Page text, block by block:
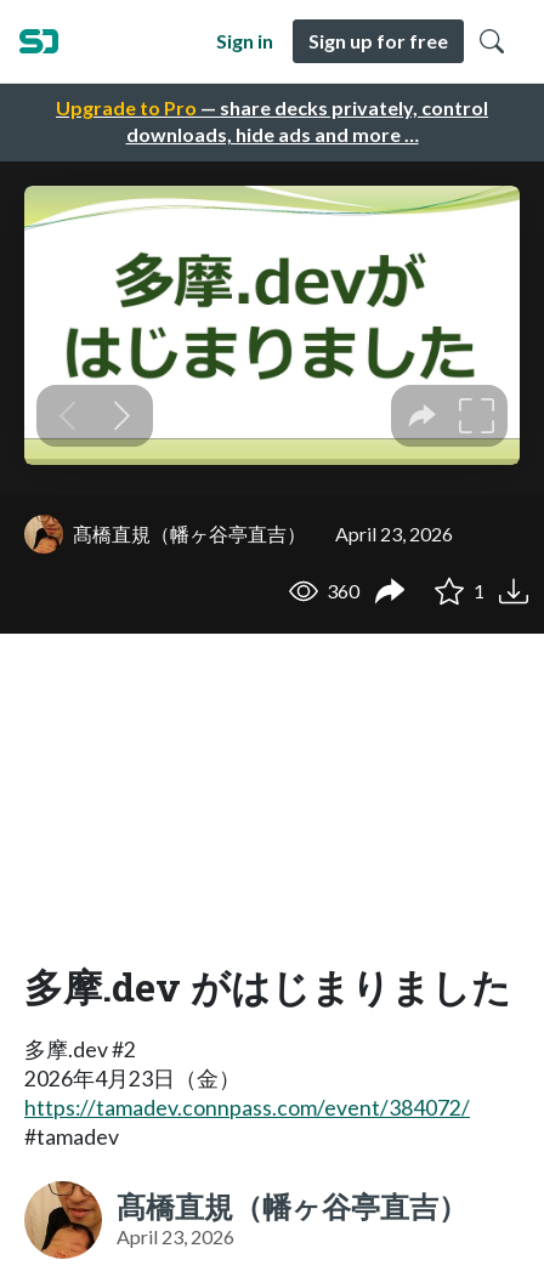
Upgrade to Pro — share decks privately, control
downloads, hide ads and more …
Sign in Sign up for free
髙橋直規（幡ヶ谷亭直吉） April 23, 2026
360 1
多摩.dev がはじまりました
多摩.dev #2
2026年4月23日（金）
https://tamadev.connpass.com/event/384072/
#tamadev
髙橋直規（幡ヶ谷亭直吉）
April 23, 2026